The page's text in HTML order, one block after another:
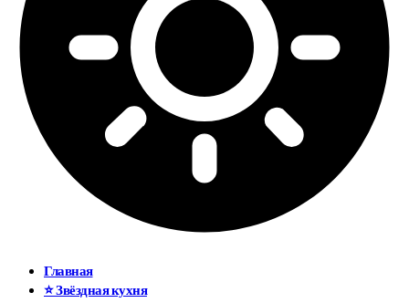
Главная
⭐ Звёздная кухня